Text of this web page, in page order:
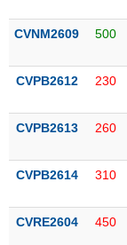
CVNM2609 500
CVPB2612 230
CVPB2613 260
CVPB2614 310
CVRE2604 450
Dữ
liệu
chính